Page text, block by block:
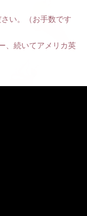
い。（お手数です
、続いてアメリカ英